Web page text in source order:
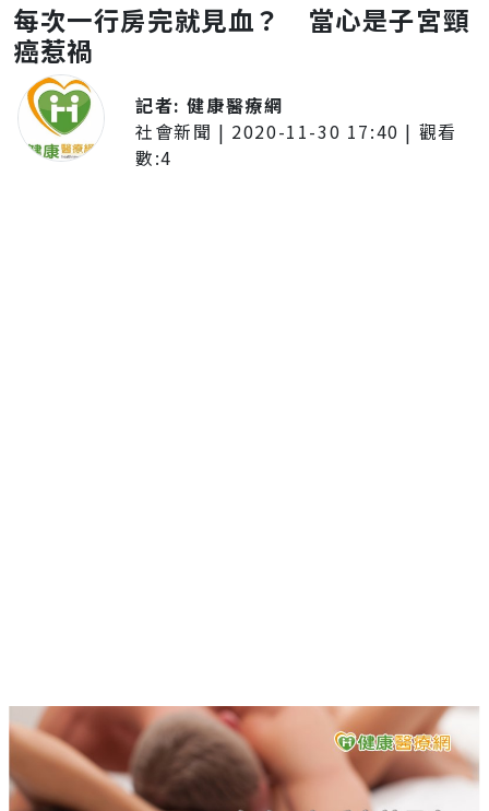
每次一行房完就見血？ 當心是子宮頸
癌惹禍
記者:健康醫療網
社會新聞 | 2020-11-30 17:40 | 觀看
數:4